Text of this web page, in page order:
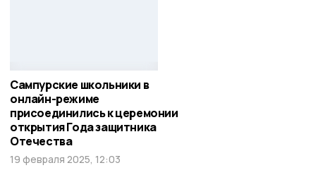
Сампурские школьники в
онлайн-режиме
присоединились к церемонии
открытия Года защитника
Отечества
19 февраля 2025, 12:03